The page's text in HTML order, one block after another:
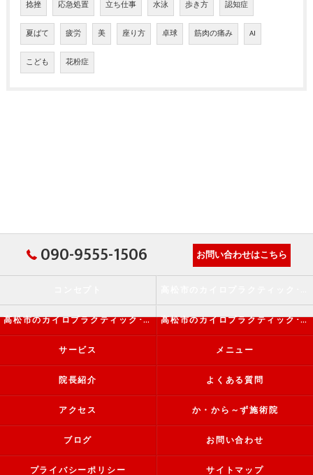
捻挫 応急処置 立ち仕事 水泳 歩き方 認知症
夏ばて 疲労 美 座り方 卓球 筋肉の痛み AI
こども 花粉症
090-9555-1506 お問い合わせはこちら
高松市のカイロプラクティック･か・から～ず施術院の評判 高松市のカイロプラクティック･か・から～ず施術院のお客様の声
サービス メニュー
院長紹介 よくある質問
アクセス か・から～ず施術院
ブログ お問い合わせ
プライバシーポリシー サイトマップ